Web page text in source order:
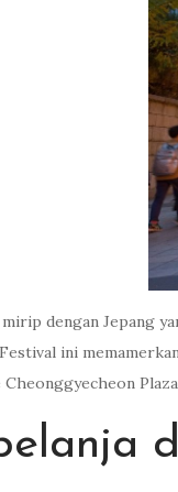
dengan Jepang
ini